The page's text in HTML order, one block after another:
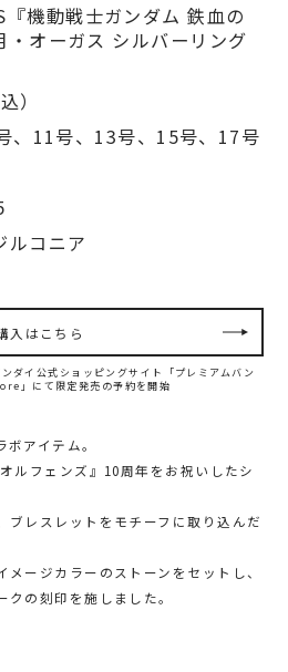
機動戦士ガンダム 鉄血の
・オーガス シルバーリング
）
、11号、13号、15号、17号
ルコニア
入はこちら
イ公式ショッピングサイト「プレミアムバン
」にて限定発売の予約を開始
アイテム。
ルフェンズ』10周年をお祝いしたシ
ブレスレットをモチーフに取り込んだ
ージカラーのストーンをセットし、
の刻印を施しました。